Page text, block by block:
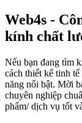
Web4s -
kính chất
Nếu bạn đang tìm
cách thiết kế tinh
năng nổi bật. Mời
chuyên nghiệp
phẩm/ dịch vụ tốt